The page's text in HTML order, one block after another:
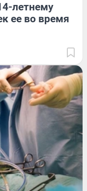
летнему
ее во время